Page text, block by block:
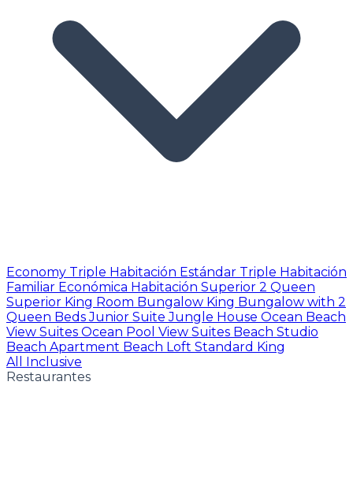
Economy Triple Habitación Estándar Triple Habitación
Familiar Económica Habitación Superior 2 Queen
Superior King Room Bungalow King Bungalow with 2
Queen BedsJunior SuiteJungle House Ocean Beach
View Suites Ocean Pool View Suites Beach Studio
Beach Apartment Beach Loft Standard King
All Inclusive
Restaurantes